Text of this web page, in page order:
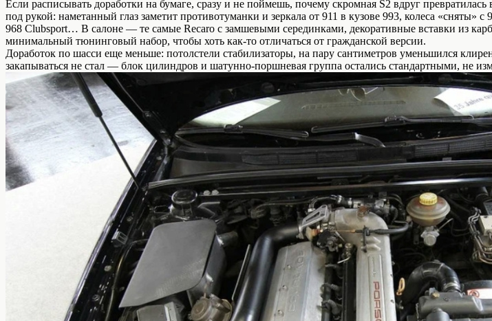
Если расписывать доработки на бумаге, сразу и не поймешь, почему скромная S2 вдруг
под рукой: наметанный глаз заметит противотуманки и зеркала от 911 в кузове 993, колеса
968 Clubsport… В салоне — те самые Recaro с замшевыми серединками, декоративные вставки из
минимальный тюнинговый набор, чтобы хоть как-то отличаться от гражданской версии.
Доработок по шасси еще меньше: потолстели стабилизаторы, на пару сантиметров уменьшился
закапываться не стал — блок цилиндров и шатунно-поршневая группа остались стандартными, не